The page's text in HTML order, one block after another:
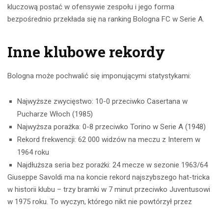
kluczową postać w ofensywie zespołu i jego forma
bezpośrednio przekłada się na ranking Bologna FC w Serie A.
Inne klubowe rekordy
Bologna może pochwalić się imponującymi statystykami:
Najwyższe zwycięstwo: 10-0 przeciwko Casertana w
Pucharze Włoch (1985)
Najwyższa porażka: 0-8 przeciwko Torino w Serie A (1948)
Rekord frekwencji: 62 000 widzów na meczu z Interem w
1964 roku
Najdłuższa seria bez porażki: 24 mecze w sezonie 1963/64
Giuseppe Savoldi ma na koncie rekord najszybszego hat-tricka
w historii klubu – trzy bramki w 7 minut przeciwko Juventusowi
w 1975 roku. To wyczyn, którego nikt nie powtórzył przez